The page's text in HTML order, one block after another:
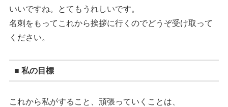
いいですね。とてもうれしいです。
名刺をもってこれから挨拶に行くのでどうぞ受け取って
ください。
■ 私の目標
これから私がすること、頑張っていくことは、